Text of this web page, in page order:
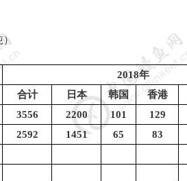
2018年
合计 日本 韩国 香港
3556 2200 101 129
2592 1451 65 83